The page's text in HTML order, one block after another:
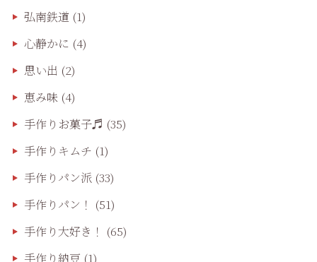
弘南鉄道 (1)
心静かに (4)
思い出 (2)
恵み味 (4)
手作りお菓子♬ (35)
手作りキムチ (1)
手作りパン派 (33)
手作りパン！ (51)
手作り大好き！ (65)
手作り納豆 (1)